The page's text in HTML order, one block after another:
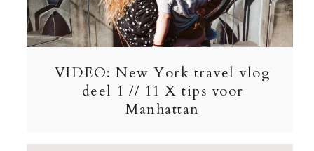
VIDEO: New York travel vlog
deel 1 // 11 X tips voor
Manhattan